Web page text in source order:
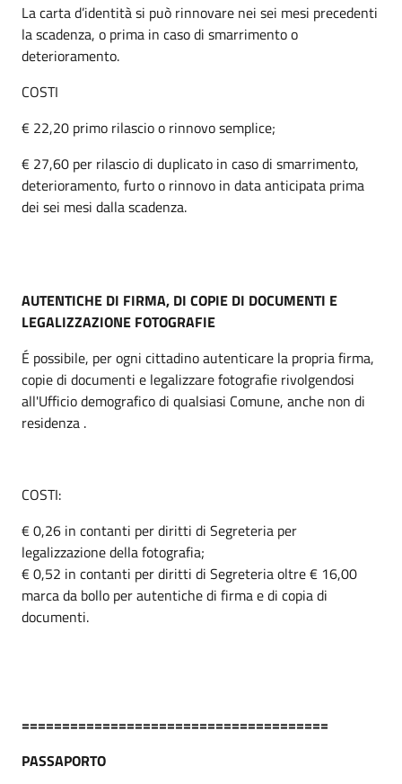
La carta d’identità si può rinnovare nei sei mesi precedenti
la scadenza, o prima in caso di smarrimento o
deterioramento.
COSTI
€ 22,20 primo rilascio o rinnovo semplice;
€ 27,60 per rilascio di duplicato in caso di smarrimento,
deterioramento, furto o rinnovo in data anticipata prima
dei sei mesi dalla scadenza.
AUTENTICHE DI FIRMA, DI COPIE DI DOCUMENTI E
LEGALIZZAZIONE FOTOGRAFIE
É possibile, per ogni cittadino autenticare la propria firma,
copie di documenti e legalizzare fotografie rivolgendosi
all'Ufficio demografico di qualsiasi Comune, anche non di
residenza .
COSTI:
€ 0,26 in contanti per diritti di Segreteria per
legalizzazione della fotografia;
€ 0,52 in contanti per diritti di Segreteria oltre € 16,00
marca da bollo per autentiche di firma e di copia di
documenti.
======================================
PASSAPORTO